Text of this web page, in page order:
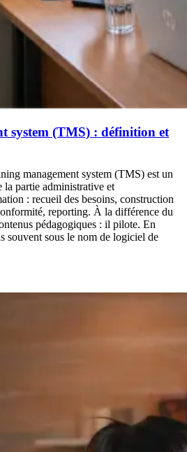
system (TMS) : définition et
management system (TMS) est un
partie administrative et
: recueil des besoins, construction
reporting. À la différence du
pédagogiques : il pilote. En
souvent sous le nom de logiciel de